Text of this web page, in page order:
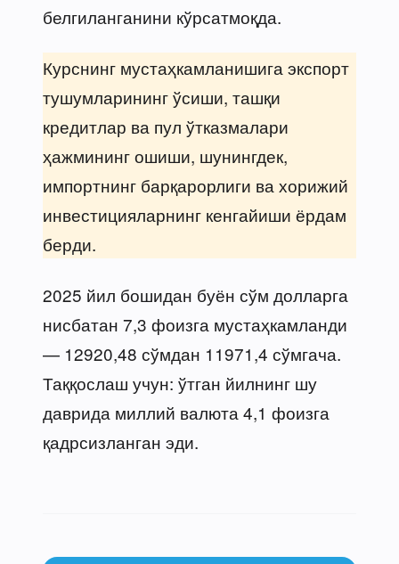
белгиланганини кўрсатмоқда.
Курснинг мустаҳкамланишига экспорт
тушумларининг ўсиши, ташқи
кредитлар ва пул ўтказмалари
ҳажмининг ошиши, шунингдек,
импортнинг барқарорлиги ва хорижий
инвестицияларнинг кенгайиши ёрдам
берди.
2025 йил бошидан буён сўм долларга
нисбатан 7,3 фоизга мустаҳкамланди
— 12920,48 сўмдан 11971,4 сўмгача.
Таққослаш учун: ўтган йилнинг шу
даврида миллий валюта 4,1 фоизга
қадрсизланган эди.